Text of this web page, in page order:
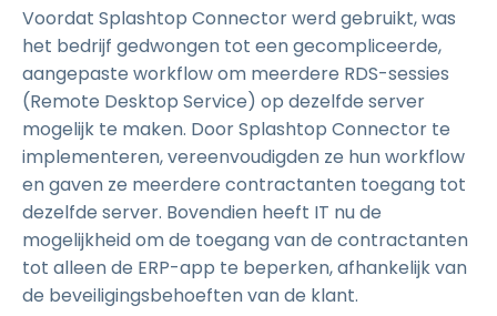
Voordat Splashtop Connector werd gebruikt, was
het bedrijf gedwongen tot een gecompliceerde,
aangepaste workflow om meerdere RDS-sessies
(Remote Desktop Service) op dezelfde server
mogelijk te maken. Door Splashtop Connector te
implementeren, vereenvoudigden ze hun workflow
en gaven ze meerdere contractanten toegang tot
dezelfde server. Bovendien heeft IT nu de
mogelijkheid om de toegang van de contractanten
tot alleen de ERP-app te beperken, afhankelijk van
de beveiligingsbehoeften van de klant.